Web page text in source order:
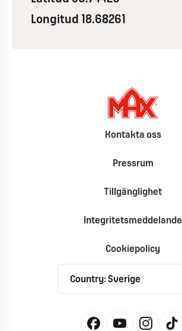
Longitud 18.68261
Kontakta oss
Pressrum
Tillgänglighet
Integritetsmeddelande
Cookiepolicy
Country: Sverige